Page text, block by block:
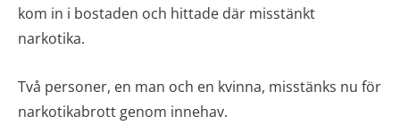
kom in i bostaden och hittade där misstänkt
narkotika.
Två personer, en man och en kvinna, misstänks nu för
narkotikabrott genom innehav.